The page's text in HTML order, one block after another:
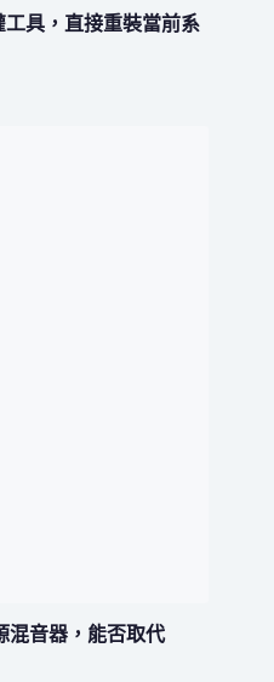
工具，直接重裝當前系
混音器，能否取代